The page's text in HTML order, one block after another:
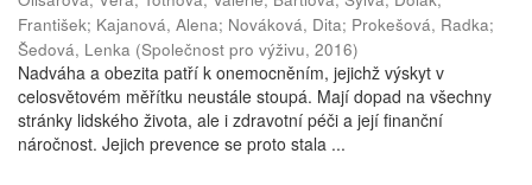
František; Kajanová, Alena; Nováková, Dita; Prokešová, Radka;
Šedová, Lenka (Společnost pro výživu, 2016)
Nadváha a obezita patří k onemocněním, jejichž výskyt v
celosvětovém měřítku neustále stoupá. Mají dopad na všechny
stránky lidského života, ale i zdravotní péči a její finanční
náročnost. Jejich prevence se proto stala ...